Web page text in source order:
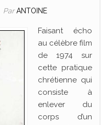
ParANTOINE
Faisant écho
au célèbre film
de 1974 sur
cette pratique
chrétienne qui
consiste à
enlever du
corps d’un